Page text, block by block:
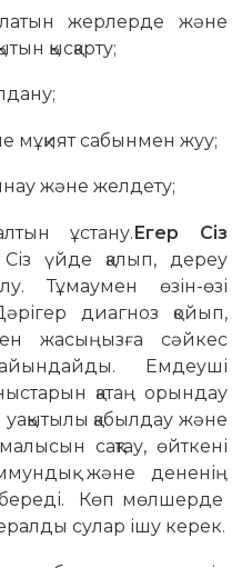
жерлерде және
қысқарту;
мұқият сабынмен жуу;
және желдету;
ұстану.Егер Сіз
Сіз үйде қалып, дереу
Тұмаумен өзін-өзі
диагноз қойып,
жасыңызға сәйкес
Емдеуші
қатаң орындау
уақытылы қабылдау және
сақтау, өйткені
және дененің
береді. Көп мөлшерде
сулар ішу керек.